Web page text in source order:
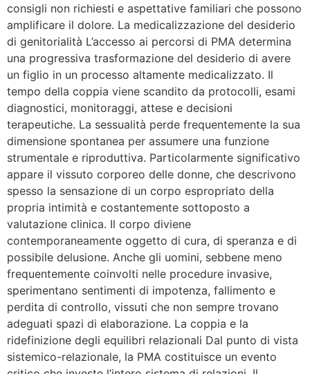
consigli non richiesti e aspettative familiari che possono
amplificare il dolore. La medicalizzazione del desiderio
di genitorialità L’accesso ai percorsi di PMA determina
una progressiva trasformazione del desiderio di avere
un figlio in un processo altamente medicalizzato. Il
tempo della coppia viene scandito da protocolli, esami
diagnostici, monitoraggi, attese e decisioni
terapeutiche. La sessualità perde frequentemente la sua
dimensione spontanea per assumere una funzione
strumentale e riproduttiva. Particolarmente significativo
appare il vissuto corporeo delle donne, che descrivono
spesso la sensazione di un corpo espropriato della
propria intimità e costantemente sottoposto a
valutazione clinica. Il corpo diviene
contemporaneamente oggetto di cura, di speranza e di
possibile delusione. Anche gli uomini, sebbene meno
frequentemente coinvolti nelle procedure invasive,
sperimentano sentimenti di impotenza, fallimento e
perdita di controllo, vissuti che non sempre trovano
adeguati spazi di elaborazione. La coppia e la
ridefinizione degli equilibri relazionali Dal punto di vista
sistemico-relazionale, la PMA costituisce un evento